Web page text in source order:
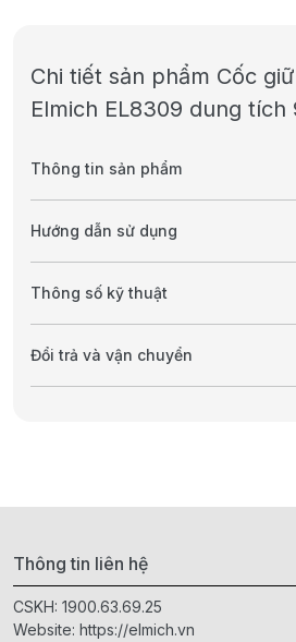
Chi tiết sản phẩm Cốc
Elmich EL8309 dung tích
Thông tin sản phẩm
Hướng dẫn sử dụng
Thông số kỹ thuật
Đổi trả và vận chuyển
Thông tin liên hệ
CSKH: 1900.63.69.25
Website: https://elmich.vn